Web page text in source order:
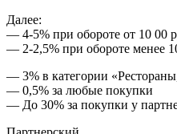
Далее:
— 4-5% при обороте от 10 00
— 2-2,5% при обороте менее
— 3% в категории
— 0,5% за любые покупки
— До 30% за покупки у